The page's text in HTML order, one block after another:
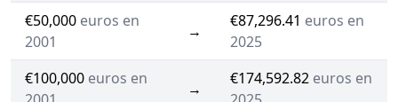
€50,000 euros en
2001
→
€87,296.41 euros en
2025
€100,000 euros en
→
€174,592.82 euros en